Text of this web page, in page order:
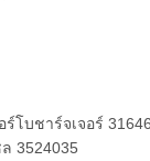
3524035